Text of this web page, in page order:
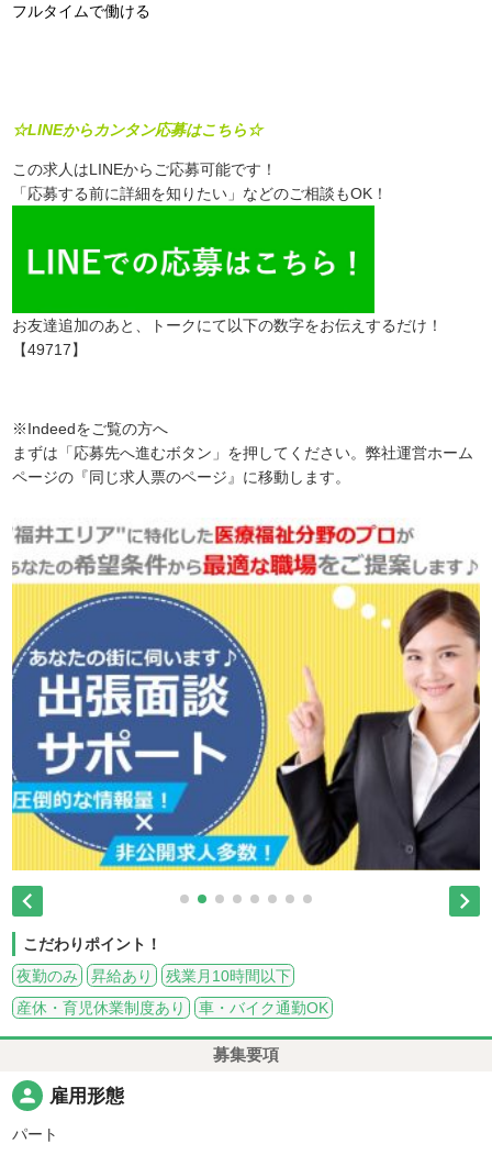
フルタイムで働ける
☆LINEからカンタン応募はこちら☆
この求人はLINEからご応募可能です！
「応募する前に詳細を知りたい」などのご相談もOK！
お友達追加のあと、トークにて以下の数字をお伝えするだけ！
【49717】
※Indeedをご覧の方へ
まずは「応募先へ進むボタン」を押してください。弊社運営ホーム
ページの『同じ求人票のページ』に移動します。
 
こだわりポイント！
夜勤のみ
昇給あり
残業月10時間以下
産休・育児休業制度あり
車・バイク通勤OK
募集要項
person 雇用形態
パート